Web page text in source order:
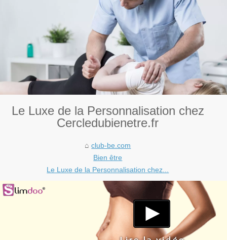
Le Luxe de la Personnalisation chez
Cercledubienetre.fr
club-be.com
Bien être
Le Luxe de la Personnalisation chez...